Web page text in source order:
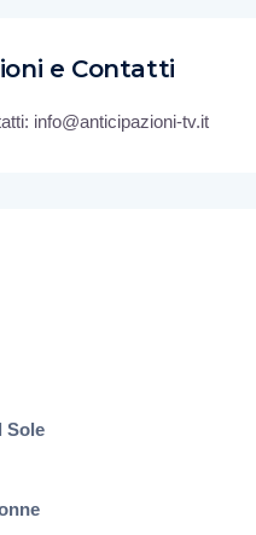
e Contatti
info@anticipazioni-tv.it
Sole